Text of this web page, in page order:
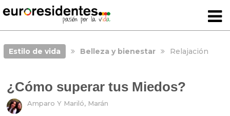
Estilo de vida Belleza y bienestar Relajación
¿Cómo superar tus Miedos?
Amparo Y Mariló, Marán